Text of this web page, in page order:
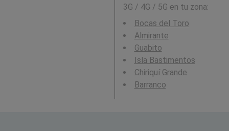
3G / 4G / 5G en tu zona:
Bocas del Toro
Almirante
Guabito
Isla Bastimentos
Chiriquí Grande
Barranco